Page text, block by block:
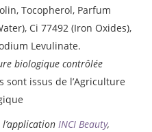
Tocopherol, Parfum
Ci 77492 (Iron Oxides),
Levulinate.
biologique contrôlée
sont issus de l’Agriculture
INCI Beauty,